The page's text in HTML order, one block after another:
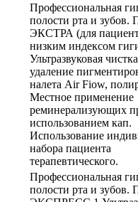
Профессиональная
полости рта и зубов.
ЭКСТРА (для
низким индексом
Ультразвуковая
удаление
налета Air Fiow,
Местное применение
реминерализующих
использованием кап.
Использование
набора пациента
терапевтического.
Профессиональная
полости рта и зубов.